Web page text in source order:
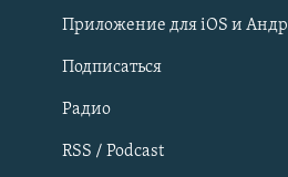
Qırımtatar
ПРИСОЕДИНЯЙТЕСЬ!
Приложение для iOS и
Подписаться
Радио
RSS / Podcast